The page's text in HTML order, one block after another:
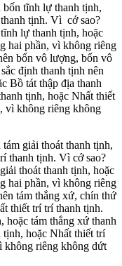
tĩnh lự thanh tịnh,
tịnh. Vì cớ sao?
lự thanh tịnh, hoặc
hai phần, vì không riêng
bốn vô lượng, bốn vô
định thanh tịnh nên
Bồ tát thập địa thanh
tịnh, hoặc Nhất thiết
vì không riêng không
giải thoát thanh tịnh,
thanh tịnh. Vì cớ sao?
thoát thanh tịnh, hoặc
hai phần, vì không riêng
tám thắng xứ, chín thứ
thiết trí trí thanh tịnh.
hoặc tám thắng xứ thanh
hoặc Nhất thiết trí
không riêng không dứt